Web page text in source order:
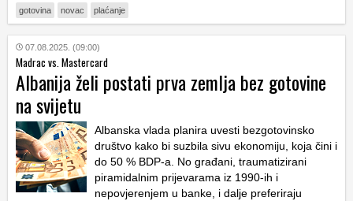
gotovina novac plaćanje
07.08.2025. (09:00)
Madrac vs. Mastercard
Albanija želi postati prva zemlja bez gotovine
na svijetu
Albanska vlada planira uvesti bezgotovinsko
društvo kako bi suzbila sivu ekonomiju, koja čini i
do 50 % BDP-a. No građani, traumatizirani
piramidalnim prijevarama iz 1990-ih i
nepovjerenjem u banke, i dalje preferiraju